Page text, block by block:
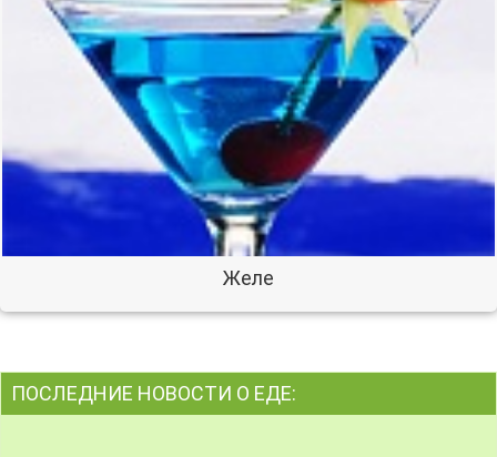
Желе
ПОСЛЕДНИЕ НОВОСТИ О ЕДЕ: